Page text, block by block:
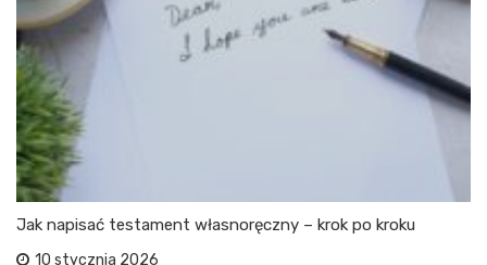
Jak napisać testament własnoręczny – krok po kroku
10 stycznia 2026